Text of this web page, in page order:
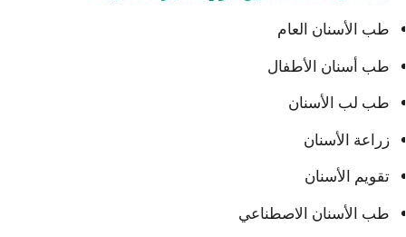
طب الأسنان العام
طب أسنان الأطفال
طب لب الأسنان
زراعة الأسنان
تقويم الأسنان
طب الأسنان الاصطناعي